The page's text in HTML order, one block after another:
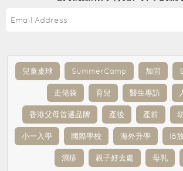
兒童桌球 SummerCamp 加固
走佬袋 育兒 醫生專訪
香港父母首選品牌 產後 產前
小一入學 國際學校 海外升學 IB
濕疹 親子好去處 母乳